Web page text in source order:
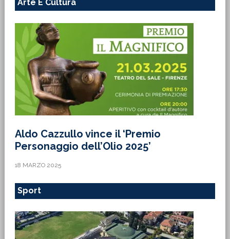
Arte E Cultura
Aldo Cazzullo vince il ‘Premio
Personaggio dell’Olio 2025’
18 MARZO 2025
Sport